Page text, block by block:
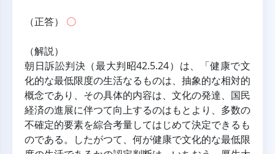
（正答） 〇
（解説）
朝日訴訟判決（最大判昭42.5.24）は、「健康で文
化的な最低限度の生活なるものは、抽象的な相対的
概念であり、その具体的内容は、文化の発達、国民
経済の進展に伴つて向上するのはもとより、多数の
不確定的要素を綜合考量してはじめて決定できるも
のである。したがつて、何が健康で文化的な最低限